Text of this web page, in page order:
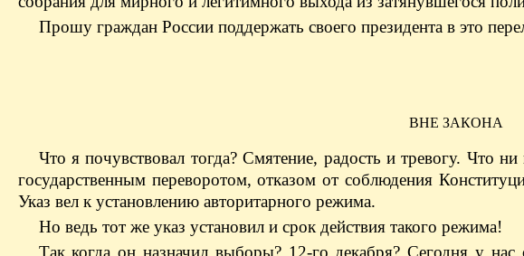
Прошу граждан России поддержать своего президента в это
ВНЕ ЗАКОНА
Что я почувствовал тогда? Смятение, радость и тревогу. Что
государственным переворотом, отказом от соблюдения
Указ вел к установлению авторитарного режима.
Но ведь тот же указ установил и срок действия такого режима!
Так когда он назначил выборы? 12-го декабря? Сегодня у